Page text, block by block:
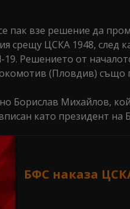
пак взе решение да
срещу ЦСКА 1948, след
19. Решението от
(Пловдив) също
Борислав Михайлов,
като президент на
БФС наказа